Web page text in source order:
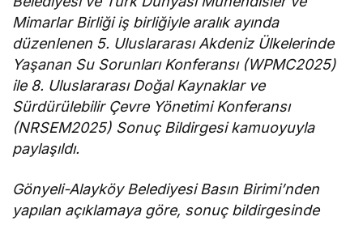
Mimarlar Birliği iş birliğiyle aralık ayında
düzenlenen 5. Uluslararası Akdeniz Ülkelerinde
Yaşanan Su Sorunları Konferansı (WPMC2025)
ile 8. Uluslararası Doğal Kaynaklar ve
Sürdürülebilir Çevre Yönetimi Konferansı
(NRSEM2025) Sonuç Bildirgesi kamuoyuyla
paylaşıldı.
Gönyeli-Alayköy Belediyesi Basın Birimi’nden
yapılan açıklamaya göre, sonuç bildirgesinde